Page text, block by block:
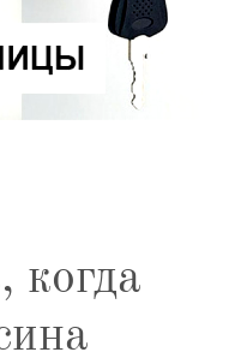
когда